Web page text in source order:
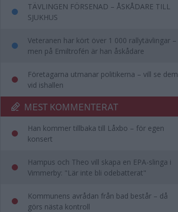
TÄVLINGEN FÖRSENAD – ÅSKÅDARE TILL
SJUKHUS
Veteranen har kört över 1 000 rallytävlingar –
men på Emiltrofén är han åskådare
Företagarna utmanar politikerna – vill se dem
vid ishallen
MEST KOMMENTERAT
Han kommer tillbaka till Låxbo – för egen
konsert
Hampus och Theo vill skapa en EPA-slinga i
Vimmerby: "Lär inte bli odebatterat"
Kommunens avrådan från bad består – då
görs nästa kontroll